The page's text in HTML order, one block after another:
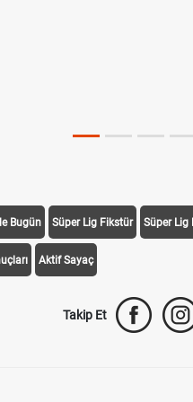
Bugün Süper Lig Fikstür Süper Lig
Aktif Sayaç
Takip Et